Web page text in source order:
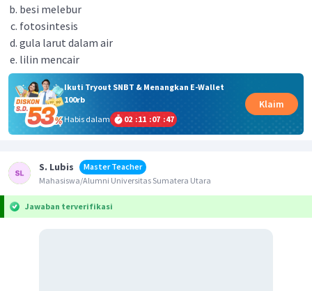
besi melebur
fotosintesis
gula larut dalam air
lilin mencair
Ikuti Tryout SNBT & Menangkan E-Wallet
100rb
Habis dalam
02 :11 :07 :47
Klaim
S. Lubis
Master Teacher
Mahasiswa/Alumni Universitas Sumatera Utara
Jawaban terverifikasi